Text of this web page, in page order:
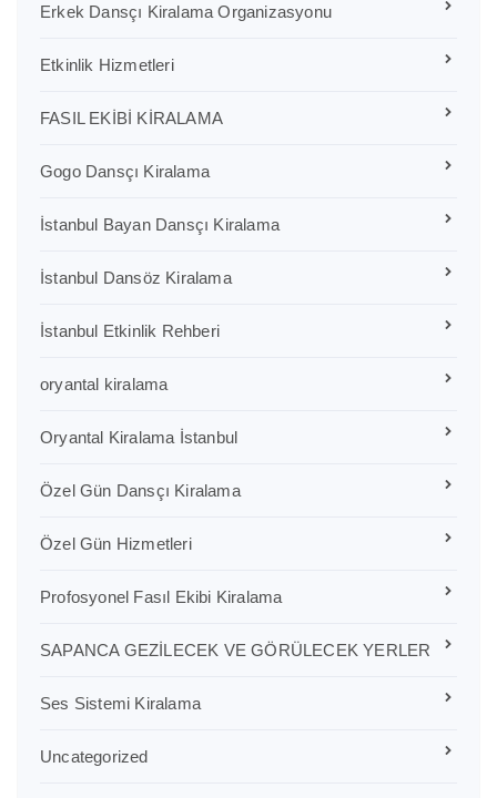
Erkek Dansçı Kiralama Organizasyonu
Etkinlik Hizmetleri
FASIL EKİBİ KİRALAMA
Gogo Dansçı Kiralama
İstanbul Bayan Dansçı Kiralama
İstanbul Dansöz Kiralama
İstanbul Etkinlik Rehberi
oryantal kiralama
Oryantal Kiralama İstanbul
Özel Gün Dansçı Kiralama
Özel Gün Hizmetleri
Profosyonel Fasıl Ekibi Kiralama
SAPANCA GEZİLECEK VE GÖRÜLECEK YERLER
Ses Sistemi Kiralama
Uncategorized